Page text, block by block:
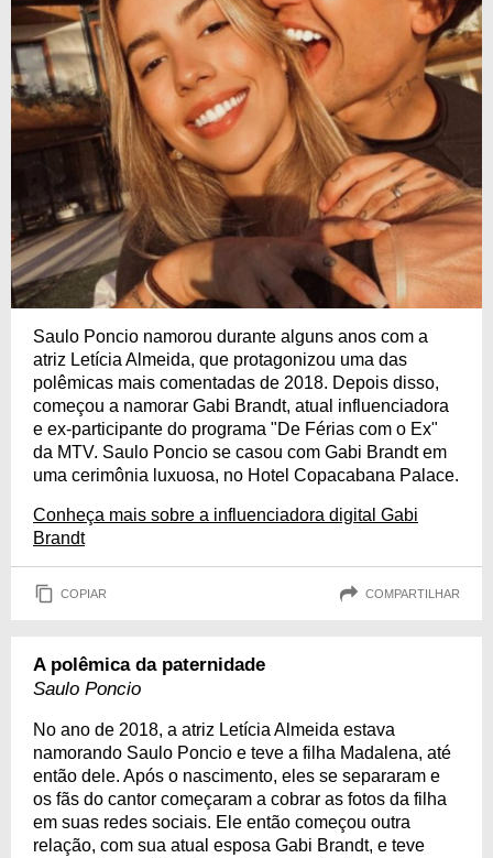
Saulo Poncio namorou durante alguns anos com a
atriz Letícia Almeida, que protagonizou uma das
polêmicas mais comentadas de 2018. Depois disso,
começou a namorar Gabi Brandt, atual influenciadora
e ex-participante do programa "De Férias com o Ex"
da MTV. Saulo Poncio se casou com Gabi Brandt em
uma cerimônia luxuosa, no Hotel Copacabana Palace.
Conheça mais sobre a influenciadora digital Gabi
Brandt
COPIAR COMPARTILHAR
A polêmica da paternidade
Saulo Poncio
No ano de 2018, a atriz Letícia Almeida estava
namorando Saulo Poncio e teve a filha Madalena, até
então dele. Após o nascimento, eles se separaram e
os fãs do cantor começaram a cobrar as fotos da filha
em suas redes sociais. Ele então começou outra
relação, com sua atual esposa Gabi Brandt, e teve